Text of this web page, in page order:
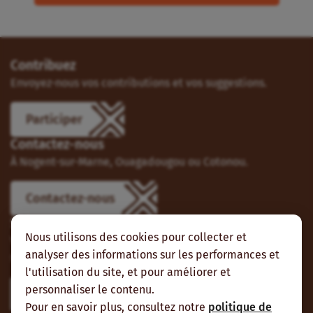
Nous utilisons des cookies pour collecter et
analyser des informations sur les performances et
l'utilisation du site, et pour améliorer et
personnaliser le contenu.
Pour en savoir plus, consultez notre politique de
Contribuez
Envoyez-nous vos contributions et vos suggestions.
Participer
Contactez-nous
À Nogent-sur-Marne, Ouagadougou ou Cotonou.
Contactez-nous
Suivez-nous
Vous pouvez aussi vous abonner à nos flux RSS et nous
suivre sur les réseaux sociaux.